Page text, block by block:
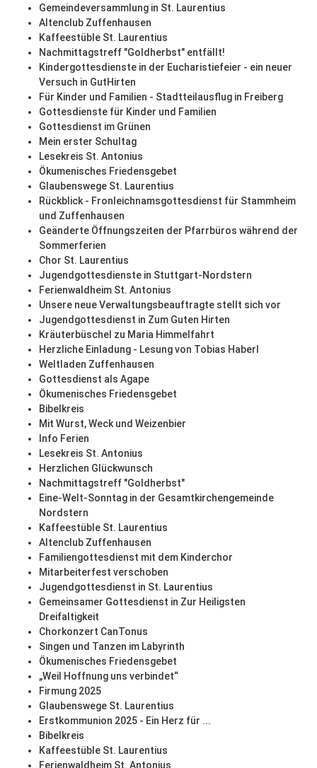
Gemeindeversammlung in St. Laurentius
Altenclub Zuffenhausen
Kaffeestüble St. Laurentius
Nachmittagstreff "Goldherbst" entfällt!
Kindergottesdienste in der Eucharistiefeier - ein neuer
Versuch in GutHirten
Für Kinder und Familien - Stadtteilausflug in Freiberg
Gottesdienste für Kinder und Familien
Gottesdienst im Grünen
Mein erster Schultag
Lesekreis St. Antonius
Ökumenisches Friedensgebet
Glaubenswege St. Laurentius
Rückblick - Fronleichnamsgottesdienst für Stammheim
und Zuffenhausen
Geänderte Öffnungszeiten der Pfarrbüros während der
Sommerferien
Chor St. Laurentius
Jugendgottesdienste in Stuttgart-Nordstern
Ferienwaldheim St. Antonius
Unsere neue Verwaltungsbeauftragte stellt sich vor
Jugendgottesdienst in Zum Guten Hirten
Kräuterbüschel zu Maria Himmelfahrt
Herzliche Einladung - Lesung von Tobias Haberl
Weltladen Zuffenhausen
Gottesdienst als Agape
Ökumenisches Friedensgebet
Bibelkreis
Mit Wurst, Weck und Weizenbier
Info Ferien
Lesekreis St. Antonius
Herzlichen Glückwunsch
Nachmittagstreff "Goldherbst"
Eine-Welt-Sonntag in der Gesamtkirchengemeinde
Nordstern
Kaffeestüble St. Laurentius
Altenclub Zuffenhausen
Familiengottesdienst mit dem Kinderchor
Mitarbeiterfest verschoben
Jugendgottesdienst in St. Laurentius
Gemeinsamer Gottesdienst in Zur Heiligsten
Dreifaltigkeit
Chorkonzert CanTonus
Singen und Tanzen im Labyrinth
Ökumenisches Friedensgebet
„Weil Hoffnung uns verbindet“
Firmung 2025
Glaubenswege St. Laurentius
Erstkommunion 2025 - Ein Herz für ...
Bibelkreis
Kaffeestüble St. Laurentius
Ferienwaldheim St. Antonius